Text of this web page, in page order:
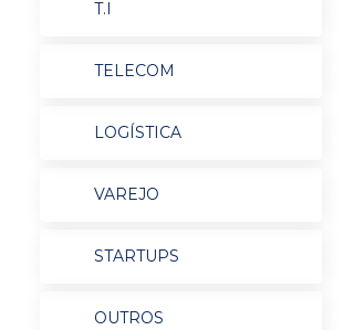
T.I
TELECOM
LOGÍSTICA
VAREJO
STARTUPS
OUTROS